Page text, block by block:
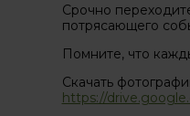
Срочно
потрясающего
Помните, что
Скачать
https://